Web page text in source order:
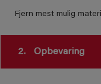
Fjern mest mulig
2. Opbevaring